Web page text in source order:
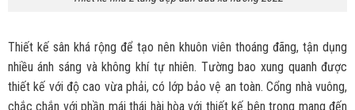
Thiết kế sân khá rộng để tạo nên khuôn viên thoáng đãng, tận dụng
nhiều ánh sáng và không khí tự nhiên. Tường bao xung quanh được
thiết kế với độ cao vừa phải, có lớp bảo vệ an toàn. Cổng nhà vuông,
chắc chắn với phần mái thái hài hòa với thiết kế bên trong mang đến